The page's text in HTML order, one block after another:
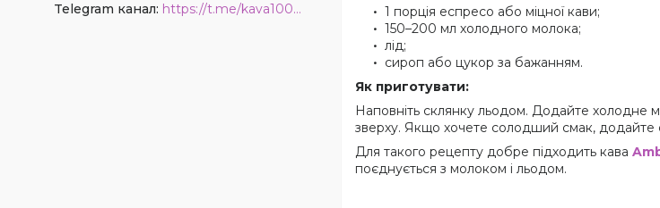
1 порція еспресо або міцної кави;
150–200 мл холодного молока;
лід;
сироп або цукор за бажанням.
Як приготувати:
Наповніть склянку льодом. Додайте холодне
зверху. Якщо хочете солодший смак, додайте
Для такого рецепту добре підходить кава
поєднується з молоком і льодом.
Telegram канал https://t.me/kava1001coffee